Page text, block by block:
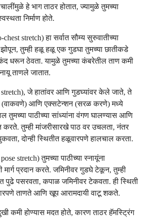
हे भाग ताठर होतात, ज्यामुळे तुमच्या
निर्माण होते.
stretch) हा सर्वात सौम्य सुरुवातीच्या
झोपून, तुम्ही हळू हळू एक गुडघा तुमच्या छातीकडे
धरून ठेवता. यामुळे तुमच्या कंबरेतील ताण कमी
ताणले जातात.
जे हातांवर आणि गुडघ्यांवर केले जाते, ते
(वाकवणे) आणि एक्सटेन्शन (सरळ करणे) मध्ये
तुमच्या पाठीच्या सांध्यांना वंगण घालण्यास आणि
तुम्ही मांजरीसारखे पाठ वर उचलता, नंतर
दोन्ही स्थितीत हळूवारपणे हालचाल करता.
stretch) तुमच्या पाठीच्या स्नायूंना
मार्ग प्रदान करते. जमिनीवर गुडघे टेकून, तुम्ही
पुढे पसरवता, कपाळ जमिनीवर टेकवता. ही स्थिती
ताणते आणि खूप आरामदायी वाटू शकते.
कमी होण्यास मदत होते, कारण ताठर हॅमस्ट्रिंग